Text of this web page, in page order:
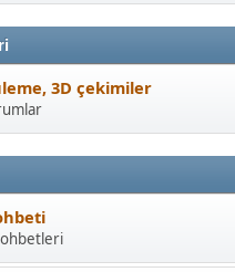
3D çekimiler